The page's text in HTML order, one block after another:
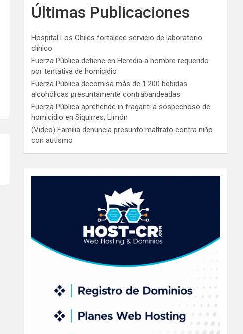
Últimas Publicaciones
Hospital Los Chiles fortalece servicio de laboratorio
clínico
Fuerza Pública detiene en Heredia a hombre requerido
por tentativa de homicidio
Fuerza Pública decomisa más de 1.200 bebidas
alcohólicas presuntamente contrabandeadas
Fuerza Pública aprehende in fraganti a sospechoso de
homicidio en Siquirres, Limón
(Video) Familia denuncia presunto maltrato contra niño
con autismo